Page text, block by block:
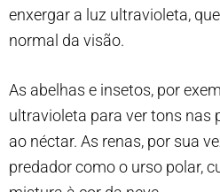
enxergar a luz ultravioleta,
normal da visão.
As abelhas e insetos, por
ultravioleta para ver tons nas
ao néctar. As renas, por sua
predador como o urso polar,